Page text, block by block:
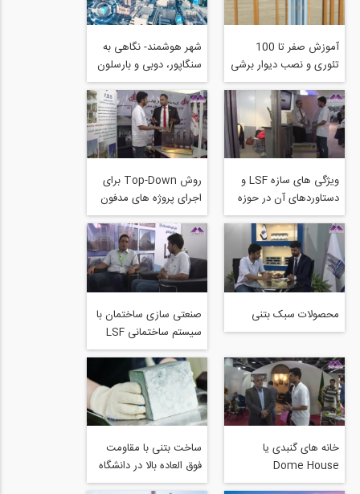
آموزش صفر تا 100
تئوری و نصب دیوار برشی
فولادی سرد نورد شده
پیش ساخته شرکت
simpson
شهر هوشمند- نگاهی به
سنگاپور، دوبی و بارسلون
ویژگی های سازه LSF و
دستاوردهای آن در حوزه
مهندسی
روش Top-Down برای
اجرای پروژه های مدفون
محصولات سبک بتنی
صنعتی سازی ساختمان با
سیستم ساختمانی LSF
خانه های گنبدی یا
Dome House
ساخت بتنی با مقاومت
فوق العاده بالا در دانشگاه
ایالت مونتانا